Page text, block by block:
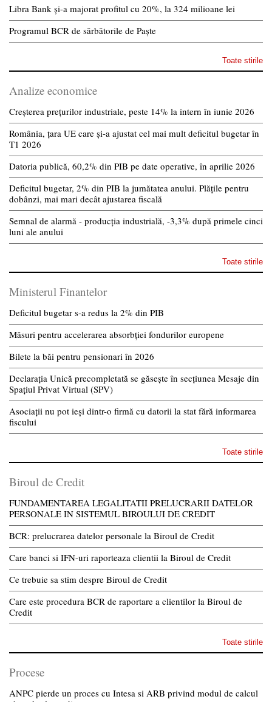
Libra Bank și-a majorat profitul cu 20%, la 324 milioane lei
Programul BCR de sărbătorile de Paște
Toate stirile
Analize economice
Creșterea prețurilor industriale, peste 14% la intern în iunie 2026
România, țara UE care și-a ajustat cel mai mult deficitul bugetar în
T1 2026
Datoria publică, 60,2% din PIB pe date operative, în aprilie 2026
Deficitul bugetar, 2% din PIB la jumătatea anului. Plățile pentru
dobânzi, mai mari decât ajustarea fiscală
Semnal de alarmă - producția industrială, -3,3% după primele cinci
luni ale anului
Toate stirile
Ministerul Finantelor
Deficitul bugetar s-a redus la 2% din PIB
Măsuri pentru accelerarea absorbției fondurilor europene
Bilete la băi pentru pensionari în 2026
Declarația Unică precompletată se găsește în secțiunea Mesaje din
Spațiul Privat Virtual (SPV)
Asociații nu pot ieși dintr-o firmă cu datorii la stat fără informarea
fiscului
Toate stirile
Biroul de Credit
FUNDAMENTAREA LEGALITATII PRELUCRARII DATELOR
PERSONALE IN SISTEMUL BIROULUI DE CREDIT
BCR: prelucrarea datelor personale la Biroul de Credit
Care banci si IFN-uri raporteaza clientii la Biroul de Credit
Ce trebuie sa stim despre Biroul de Credit
Care este procedura BCR de raportare a clientilor la Biroul de
Credit
Toate stirile
Procese
ANPC pierde un proces cu Intesa si ARB privind modul de calcul